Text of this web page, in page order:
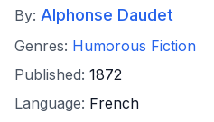
By: Alphonse Daudet
Genres: Humorous Fiction
Published: 1872
Language: French